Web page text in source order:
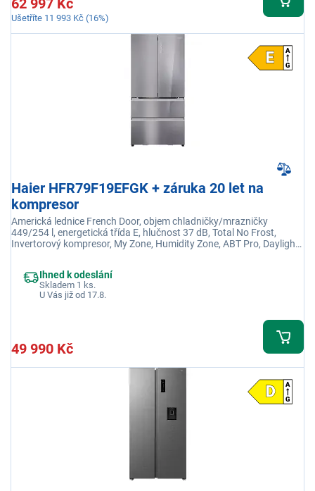
Ušetříte 11 993 Kč (16%)
Haier HFR79F19EFGK + záruka 20 let na
kompresor
Americká lednice French Door, objem chladničky/mrazničky
449/254 l, energetická třída E, hlučnost 37 dB, Total No Frost,
Invertorový kompresor, My Zone, Humidity Zone, ABT Pro, Daylight,
Ihned k odeslání
Skladem 1 ks.
U Vás již od 17.8.
49 990 Kč